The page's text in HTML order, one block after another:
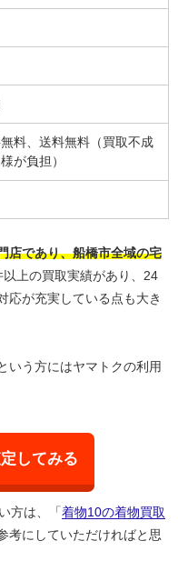
料、送料無料（買取不成
が負担）
店であり、船橋市全域の宅
以上の買取実績があり、24
応が充実している点も大き
いう方にはヤマトクの利用
してみる
方は、「着物10の着物買取
考にしていただければと思